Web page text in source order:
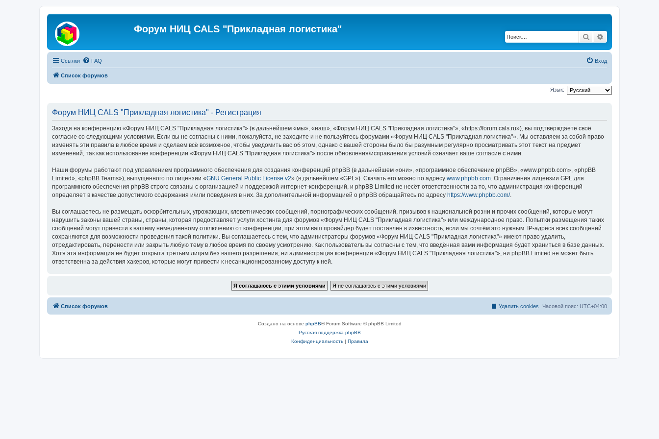
Форум НИЦ CALS "Прикладная логистика"
Поиск
Ссылки FAQ Вход
Список форумов
Язык:
Форум НИЦ CALS "Прикладная логистика" - Регистрация
Заходя на конференцию «Форум НИЦ CALS "Прикладная логистика"» (в дальнейшем «мы», «наш», «Форум НИЦ CALS "Прикладная логистика"», «https://forum.cals.ru»), вы подтверждаете своё
согласие со следующими условиями. Если вы не согласны с ними, пожалуйста, не заходите и не пользуйтесь форумами «Форум НИЦ CALS "Прикладная логистика"». Мы оставляем за собой право
изменять эти правила в любое время и сделаем всё возможное, чтобы уведомить вас об этом, однако с вашей стороны было бы разумным регулярно просматривать этот текст на предмет
изменений, так как использование конференции «Форум НИЦ CALS "Прикладная логистика"» после обновления/исправления условий означает ваше согласие с ними.
Наши форумы работают под управлением программного обеспечения для создания конференций phpBB (в дальнейшем «они», «программное обеспечение phpBB», «www.phpbb.com», «phpBB
Limited», «phpBB Teams»), выпущенного по лицензии «GNU General Public License v2» (в дальнейшем «GPL»). Скачать его можно по адресу www.phpbb.com . Ограничения лицензии GPL для
программного обеспечения phpBB строго связаны с организацией и поддержкой интернет-конференций, и phpBB Limited не несёт ответственности за то, что администрация конференций
определяет в качестве допустимого содержания и/или поведения в них. За дополнительной информацией о phpBB обращайтесь по адресу https://www.phpbb.com/.
Вы соглашаетесь не размещать оскорбительных, угрожающих, клеветнических сообщений, порнографических сообщений, призывов к национальной розни и прочих сообщений, которые могут
нарушить законы вашей страны, страны, которая предоставляет услуги хостинга для форумов «Форум НИЦ CALS "Прикладная логистика"» или международное право. Попытки размещения таких
сообщений могут привести к вашему немедленному отключению от конференции, при этом ваш провайдер будет поставлен в известность, если мы сочтём это нужным. IP-адреса всех сообщений
сохраняются для возможности проведения такой политики. Вы соглашаетесь с тем, что администраторы форумов «Форум НИЦ CALS "Прикладная логистика"» имеют право удалить,
отредактировать, перенести или закрыть любую тему в любое время по своему усмотрению. Как пользователь вы согласны с тем, что введённая вами информация будет храниться в базе данных.
Хотя эта информация не будет открыта третьим лицам без вашего разрешения, ни администрация конференции «Форум НИЦ CALS "Прикладная логистика"», ни phpBB Limited не может быть
ответственна за действия хакеров, которые могут привести к несанкционированному доступу к ней.
Список форумов Часовой пояс: UTC+04:00
Удалить cookies
Создано на основе phpBB® Forum Software © phpBB Limited
Русская поддержка phpBB
Конфиденциальность| Правила